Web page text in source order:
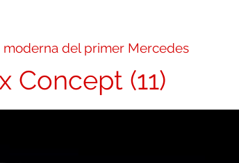
del primer Mercedes
Concept (11)